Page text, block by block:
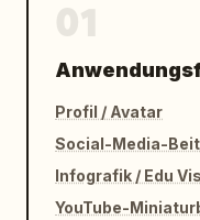
Profil / Avatar
Social-Media-
Infografik / Edu
YouTube-